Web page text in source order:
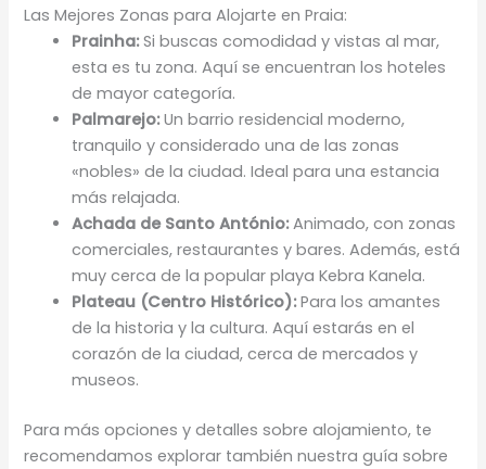
Las Mejores Zonas para Alojarte en Praia:
Prainha:Si buscas comodidad y vistas al mar,
esta es tu zona. Aquí se encuentran los hoteles
de mayor categoría.
Palmarejo:Un barrio residencial moderno,
tranquilo y considerado una de las zonas
«nobles» de la ciudad. Ideal para una estancia
más relajada.
Achada de Santo António:Animado, con zonas
comerciales, restaurantes y bares. Además, está
muy cerca de la popular playa Kebra Kanela.
Plateau (Centro Histórico):Para los amantes
de la historia y la cultura. Aquí estarás en el
corazón de la ciudad, cerca de mercados y
museos.
Para más opciones y detalles sobre alojamiento, te
recomendamos explorar también nuestra guía sobre